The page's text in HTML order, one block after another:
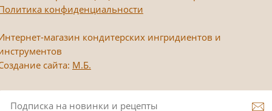
конфиденциальности
магазин кондитерских ингридиентов и
сайта: М.Б.